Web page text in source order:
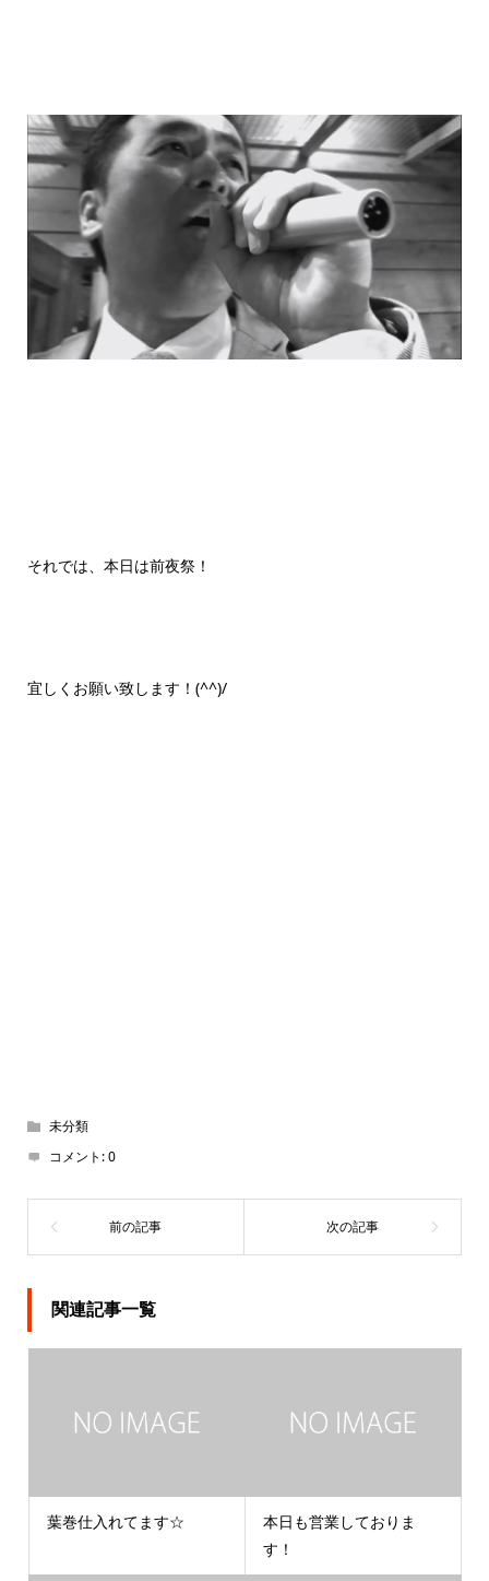
それでは、本日は前夜祭！
宜しくお願い致します！(^^)/
未分類
コメント:0
関連記事一覧
葉巻仕入れてます☆
本日も営業しておりま
す！